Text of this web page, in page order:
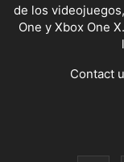
de los
One y Xbox One
Contact